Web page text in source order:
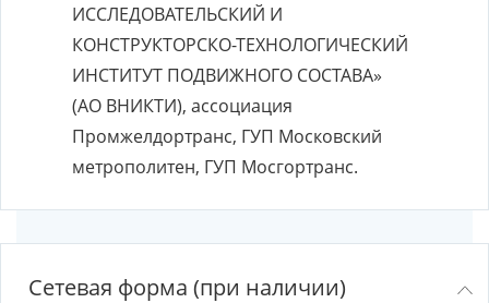
ИССЛЕДОВАТЕЛЬСКИЙ И
КОНСТРУКТОРСКО-ТЕХНОЛОГИЧЕСКИЙ
ИНСТИТУТ ПОДВИЖНОГО СОСТАВА»
(АО ВНИКТИ), ассоциация
Промжелдортранс, ГУП Московский
метрополитен, ГУП Мосгортранс.
Сетевая форма (при наличии)